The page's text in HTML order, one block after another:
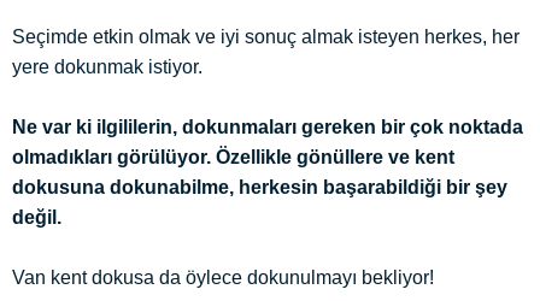
Seçimde etkin olmak ve iyi sonuç almak isteyen herkes, her
yere dokunmak istiyor.
Ne var ki ilgililerin, dokunmaları gereken bir çok noktada
olmadıkları görülüyor. Özellikle gönüllere ve kent
dokusuna dokunabilme, herkesin başarabildiği bir şey
değil.
Van kent dokusa da öylece dokunulmayı bekliyor!